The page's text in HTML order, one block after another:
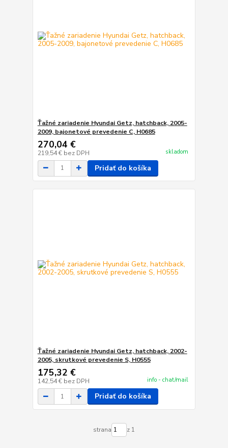
Ťažné zariadenie Hyundai Getz, hatchback, 2005-
2009, bajonetové prevedenie C, H0685
270,04 €
219,54 € bez DPH skladom
Pridať do košíka
Ťažné zariadenie Hyundai Getz, hatchback, 2002-
2005, skrutkové prevedenie S, H0555
175,32 €
142,54 € bez DPH info - chat/mail
Pridať do košíka
strana z 1